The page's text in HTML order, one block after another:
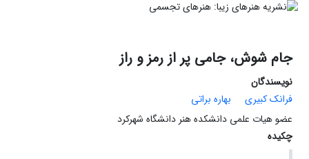
جام شوش، جامی پر از رمز و راز
نویسندگان
فرانک کبیری
بهاره براتی
عضو هیات علمی دانشکده هنر دانشگاه شهرکرد
چکیده